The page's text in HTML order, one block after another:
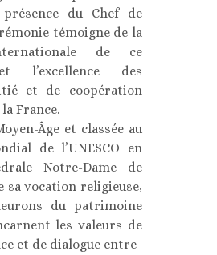
du Chef de
témoigne de la
de ce
l’excellence des
et de coopération
France.
Âge et classée au
de l’UNESCO en
Notre-Dame de
sa vocation religieuse,
du patrimoine
les valeurs de
et de dialogue entre